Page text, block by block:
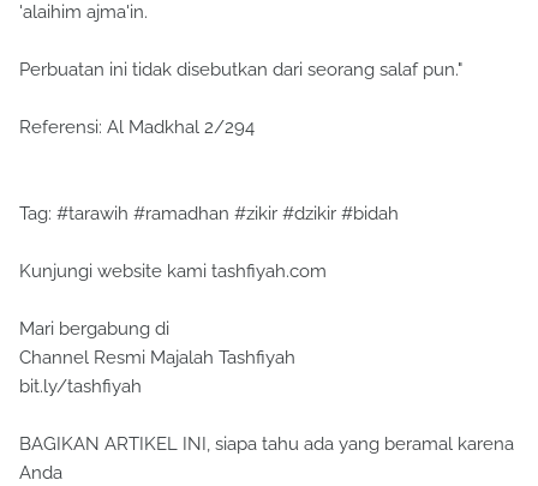
'alaihim ajma'in.
Perbuatan ini tidak disebutkan dari seorang salaf pun."
Referensi: Al Madkhal 2/294
Tag: #tarawih #ramadhan #zikir #dzikir #bidah
Kunjungi website kami tashfiyah.com
Mari bergabung di
Channel Resmi Majalah Tashfiyah
bit.ly/tashfiyah
BAGIKAN ARTIKEL INI, siapa tahu ada yang beramal karena
Anda